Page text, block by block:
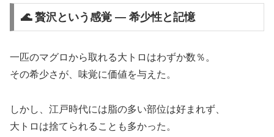
🌊 贅沢という感覚 ― 希少性と記憶
一匹のマグロから取れる大トロはわずか数％。
その希少さが、味覚に価値を与えた。
しかし、江戸時代には脂の多い部位は好まれず、
大トロは捨てられることも多かった。